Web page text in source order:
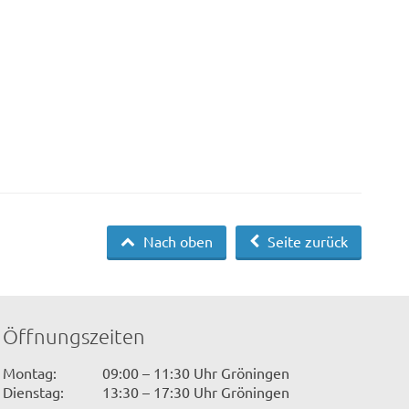
Seite zurück
Nach oben
Öffnungszeiten
Montag:
09:00 – 11:30 Uhr Gröningen
Dienstag:
13:30 – 17:30 Uhr Gröningen